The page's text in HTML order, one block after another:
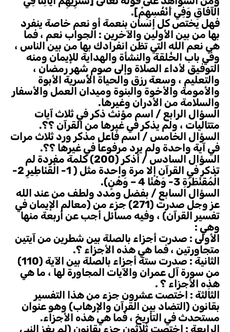
الْآفَاقِ وَفِي أَنْفُسِهِمْ].
فهل يختص كل إنسان بنعمة أو نعم خاصة ينفرد
بها من بين الأولين والآخرين : الجواب نعم ، فما
هي نعم الله التي تظن انفرادك بها من بين الناس ،
وفي باب الخُلقة والنشأة والهداية للإيمان ومنه
التوفيق لأداء الصلاة وإلى صوم شهر رمضان ،
والتعليم ، وسعة رزق والحياة الأُسرية الأبوة
والأمومة والأخوة والبنوة وميدان العمل والأسفار
والسلامة من الأدران وغيرها.
السؤال الرابع / اسم مؤنث ذكر في ثلاث آيات
متتاليات ، ولم يذكر في غيرها من القرآن ؟؟.
السؤال الخامس / اسم فاعل مذكر ورد ثلاث مرات
في آية واحدة ولم يرد مرفوعاً في غيرها ؟؟.
السؤال السادس / أذكر (200) كلمة مفردة لم
تذكر في القرآن إلا مرة واحدة مثل ( 1- الْقَنَاطِيرِ 2-
الْمُقَنْطَرَةِ 3- وَهْنًا 4 – وَهْنٍ).
السؤال السابع / بفضل ومدد ولطف من عند الله
عز وجل صدرت (271) جزء من (معالم الإيمان في
تفسير القرآن) ، وفيه مسائل أجب عن أربعة منها
وهي :
الأولى : صدرت أجزاء بالصلة بين شطرين من آيتين
متجاورتين ، فما هي هذه الأجزاء ؟.
الثانية : صدرت ستة أجزاء بالصلة بين الآية (110)
من سورة آل عمران والآيات المجاورة لها ، ما هي
هذِه الأجزاء ؟ .
الثالثة : اختصت عشرون جزء من هذا التفسير
بقانون (التضاد بين القرآن والإرهاب) وهو عنوان
مستحدث في التأريخ ، فما هي هذه الأجزاء.
الرابعة : اختصت ثلاثون جزء بقانون (لم يغز النبي